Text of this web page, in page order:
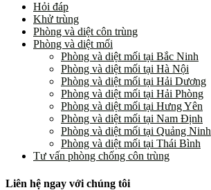
Hỏi đáp
Khử trùng
Phòng và diệt côn trùng
Phòng và diệt mối
Phòng và diệt mối tại Bắc Ninh
Phòng và diệt mối tại Hà Nội
Phòng và diệt mối tại Hải Dương
Phòng và diệt mối tại Hải Phòng
Phòng và diệt mối tại Hưng Yên
Phòng và diệt mối tại Nam Định
Phòng và diệt mối tại Quảng Ninh
Phòng và diệt mối tại Thái Bình
Tư vấn phòng chống côn trùng
Liên hệ ngay với chúng tôi